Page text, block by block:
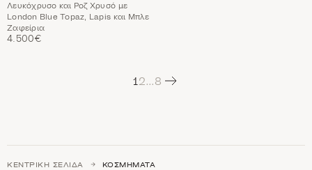
Λευκόχρυσο και Ροζ Χρυσό με
London Blue Topaz, Lapis και Μπλε
Ζαφείρια
4.500€
1 2…8 Next
ΚΕΝΤΡΙΚΉ ΣΕΛΊΔΑ ΚΟΣΜΉΜΑΤΑ